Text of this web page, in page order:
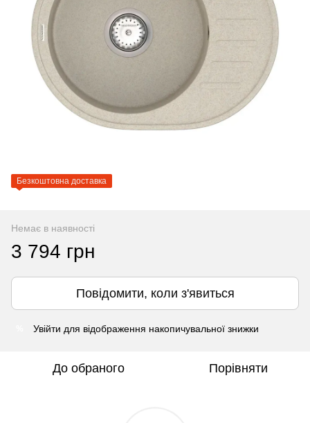
Безкоштовна доставка
Немає в наявності
3 794 грн
Повідомити, коли з'явиться
Увійти для відображення накопичувальної знижки
До обраного Порівняти